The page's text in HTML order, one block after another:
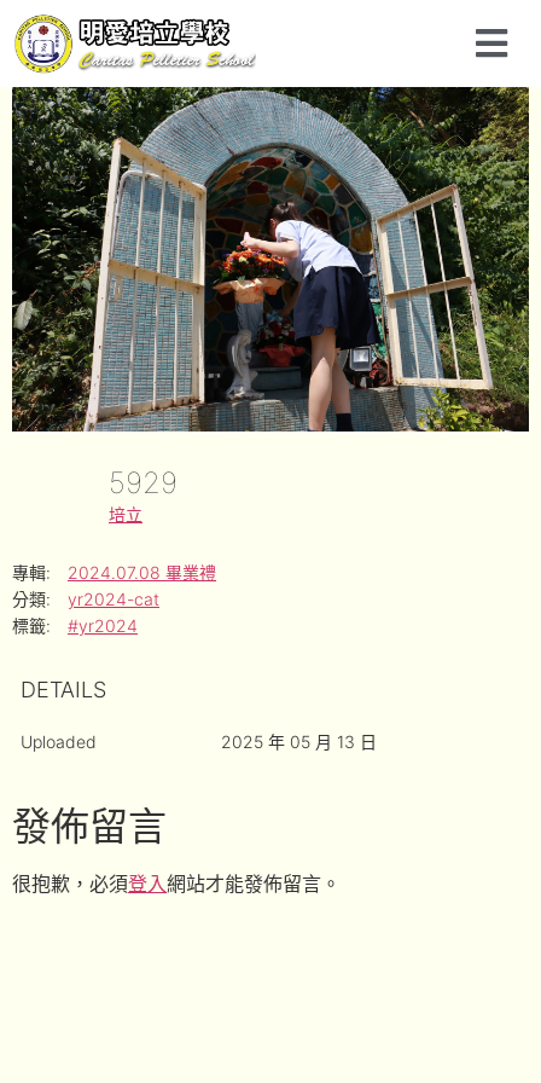
5929
培立
專輯:
2024.07.08 畢業禮
分類:
yr2024-cat
標籤:
#yr2024
DETAILS
Uploaded 2025 年 05 月 13 日
發佈留言
很抱歉，必須登入網站才能發佈留言。